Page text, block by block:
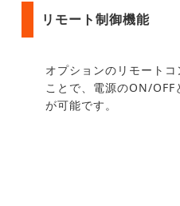
リモート制御機能
オプションのリモート
ことで、電源のON/OFF
が可能です。